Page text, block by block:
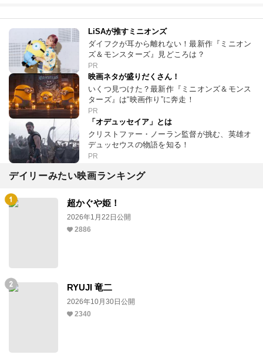
LiSAが推すミニオンズ
ダイフクが耳から離れない！最新作『ミニオン
ズ＆モンスターズ』見どころは？
PR
映画ネタが盛りだくさん！
いくつ見つけた？最新作『ミニオンズ＆モンス
ターズ』は“映画作り”に奔走！
PR
「オデュッセイア」とは
クリストファー・ノーラン監督が挑む、英雄オ
デュッセウスの物語を知る！
PR
デイリーみたい映画ランキング
超かぐや姫！
2026年1月22日公開
2886
RYUJI 竜二
2026年10月30日公開
2340